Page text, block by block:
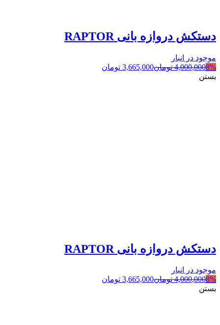
دستکش دروازه بانی RAPTOR
موجود در انبار
8%
4,000,000 تومان3,665,000 تومان
بستن
دستکش دروازه بانی RAPTOR
موجود در انبار
8%
4,000,000 تومان3,665,000 تومان
بستن